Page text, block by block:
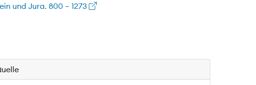
und Jura. 800 – 1273